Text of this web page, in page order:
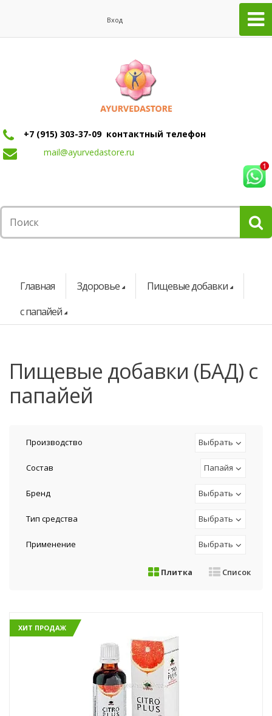
Вход
+7 (915) 303-37-09 контактный телефон
mail@ayurvedastore.ru
Главная Здоровье
Пищевые добавки
с папайей
Пищевые добавки (БАД) с
папайей
Производство Выбрать
Состав Папайя
Бренд Выбрать
Тип средства Выбрать
Применение Выбрать
Плитка Список
ХИТ ПРОДАЖ